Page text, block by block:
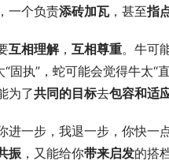
，一个负责添砖加瓦，甚至指
互相理解， 互相尊重。牛可
“固执”，蛇可能会觉得牛太
为了共同的目标去包容和适
进一步，我退一步，你快一
振 ，又能给你带来启发的搭